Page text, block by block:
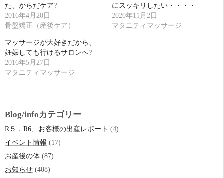
た、からだケア?
2016年4月20日
骨盤矯正（産後ケア）
にスッキリしたい・・・・
2020年11月2日
マタニティマッサージ
マッサージが大好きだから、
妊娠しても行けるサロンへ?
2016年5月27日
マタニティマッサージ
Blog/infoカテゴリー
R５．R6、お客様の出産レポート (4)
イベント情報 (17)
お産後の体 (87)
お知らせ (408)